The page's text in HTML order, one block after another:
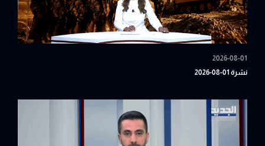
2026-08-01
نشرة 01-08-2026